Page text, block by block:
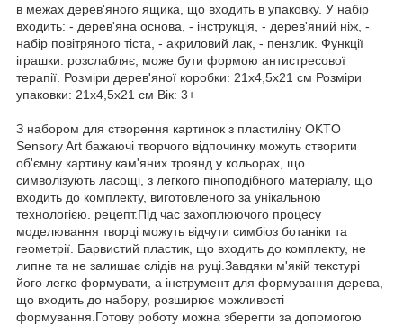
в межах дерев'яного ящика, що входить в упаковку. У набір
входить: - дерев'яна основа, - інструкція, - дерев'яний ніж, -
набір повітряного тіста, - акриловий лак, - пензлик. Функції
іграшки: розслабляє, може бути формою антистресової
терапії. Розміри дерев'яної коробки: 21x4,5x21 см Розміри
упаковки: 21x4,5x21 см Вік: 3+
З набором для створення картинок з пластиліну OKTO
Sensory Art бажаючі творчого відпочинку можуть створити
об'ємну картину кам'яних троянд у кольорах, що
символізують ласощі, з легкого піноподібного матеріалу, що
входить до комплекту, виготовленого за унікальною
технологією. рецепт.Під час захоплюючого процесу
моделювання творці можуть відчути симбіоз ботаніки та
геометрії. Барвистий пластик, що входить до комплекту, не
липне та не залишає слідів на руці.Завдяки м'якій текстурі
його легко формувати, а інструмент для формування дерева,
що входить до набору, розширює можливості
формування.Готову роботу можна зберегти за допомогою